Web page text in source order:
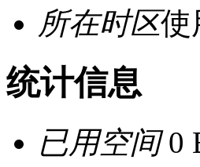
所在时区使
统计信息
已用空间0